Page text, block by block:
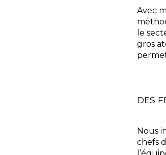
Avec
le
gros
DES
Nous
chefs